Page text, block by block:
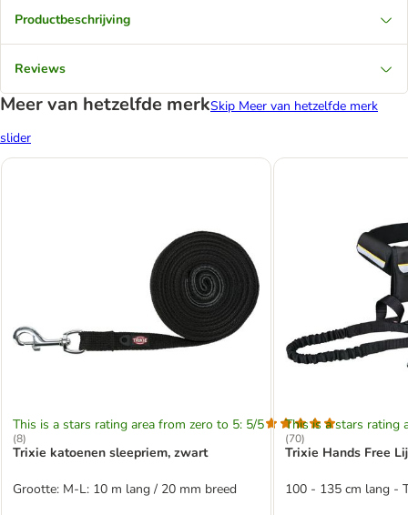
Productbeschrijving
Reviews
Meer van hetzelfde merkSkip Meer van hetzelfde merk
slider
This is a stars rating area from zero to 5: 5/5
(8)
Trixie katoenen sleepriem, zwart
Grootte: M-L: 10 m lang / 20 mm breed
This is a stars rating
(70)
Trixie Hands Free
100 - 135 cm lang -